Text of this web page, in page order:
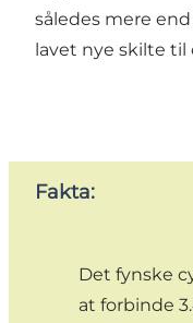
således mere
lavet nye skilte til
Fakta:
Det fynske
at forbinde